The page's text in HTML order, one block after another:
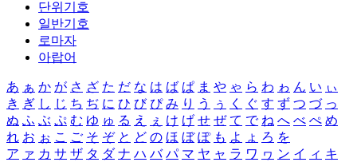
단위기호
일반기호
로마자
아랍어
あ ぁ か が さ ざ た だ な は ば ぱ ま や ゃ ら わ ゎ ん い ぃ
き ぎ し じ ち ぢ に ひ び ぴ み り う ぅ く ぐ す ず つ づ っ
ぬ ふ ぶ ぷ む ゆ ゅ る え ぇ け げ せ ぜ て で ね へ べ ぺ め
れ お ぉ こ ご そ ぞ と ど の ほ ぼ ぽ も よ ょ ろ を
ア ァ カ サ ザ タ ダ ナ ハ バ パ マ ヤ ャ ラ ワ ヮ ン イ ィ キ